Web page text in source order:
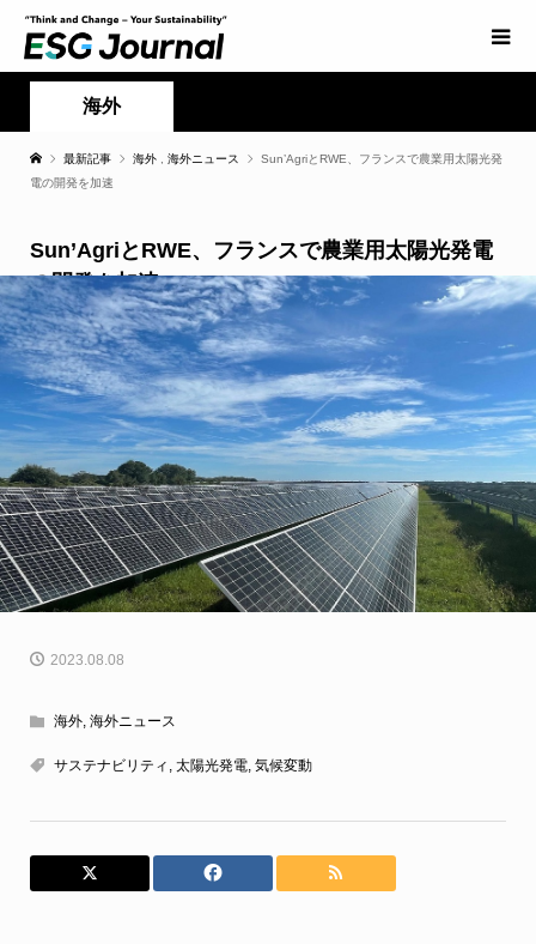
海外
最新記事 海外 海外ニュース
Sun’AgriとRWE、フランスで農業用太陽光発
電の開発を加速
Sun’AgriとRWE、フランスで農業用太陽光発電
の開発を加速
2023.08.08
海外, 海外ニュース
サステナビリティ , 太陽光発電, 気候変動